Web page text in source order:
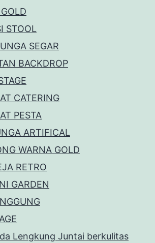
STOOL
SEGAR
BACKDROP
CATERING
PESTA
ARTIFICAL
WARNA GOLD
RETRO
GARDEN
Lengkung Juntai berkulitas